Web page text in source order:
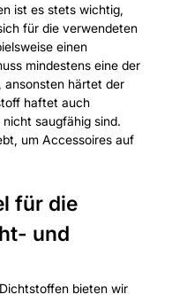
ist es stets wichtig,
für die verwendeten
einen
mindestens eine der
ansonsten härtet der
haftet auch
saugfähig sind.
um Accessoires auf
für die
und
bieten wir